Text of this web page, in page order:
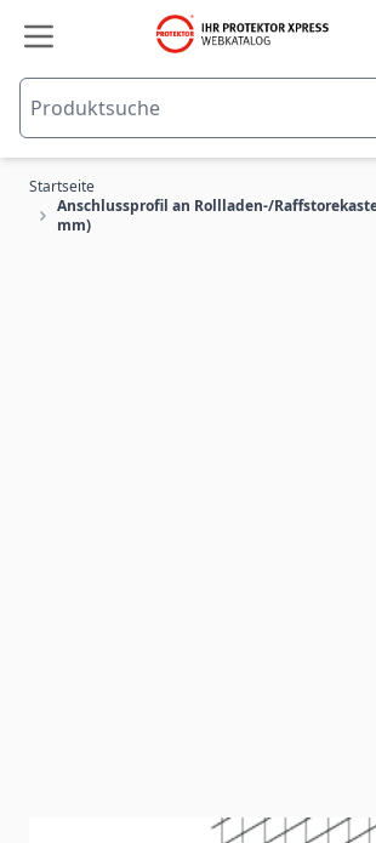
Zum Inhalt springen
Startseite
Anschlussprofil an Rollladen-/
mm)